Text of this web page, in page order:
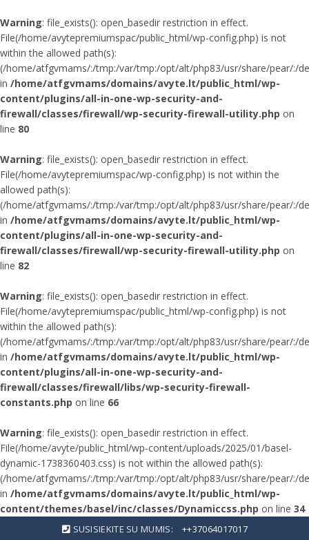
Warning: file_exists(): open_basedir restriction in effect.
File(/home/avytepremiumspac/public_html/wp-config.php) is not
within the allowed path(s):
(/home/atfgvmams/:/tmp:/var/tmp:/opt/alt/php83/usr/share/pear/:/
in /home/atfgvmams/domains/avyte.lt/public_html/wp-
content/plugins/all-in-one-wp-security-and-
firewall/classes/firewall/wp-security-firewall-utility.php on
line 80
Warning: file_exists(): open_basedir restriction in effect.
File(/home/avytepremiumspac/wp-config.php) is not within the
allowed path(s):
(/home/atfgvmams/:/tmp:/var/tmp:/opt/alt/php83/usr/share/pear/:/
in /home/atfgvmams/domains/avyte.lt/public_html/wp-
content/plugins/all-in-one-wp-security-and-
firewall/classes/firewall/wp-security-firewall-utility.php on
line 82
Warning: file_exists(): open_basedir restriction in effect.
File(/home/avytepremiumspac/public_html/wp-config.php) is not
within the allowed path(s):
(/home/atfgvmams/:/tmp:/var/tmp:/opt/alt/php83/usr/share/pear/:/
in /home/atfgvmams/domains/avyte.lt/public_html/wp-
content/plugins/all-in-one-wp-security-and-
firewall/classes/firewall/libs/wp-security-firewall-
constants.php on line 66
Warning: file_exists(): open_basedir restriction in effect.
File(/home/avyte/public_html/wp-content/uploads/2025/01/basel-
dynamic-1738360403.css) is not within the allowed path(s):
(/home/atfgvmams/:/tmp:/var/tmp:/opt/alt/php83/usr/share/pear/:/
in /home/atfgvmams/domains/avyte.lt/public_html/wp-
content/themes/basel/inc/classes/Dynamiccss.php on line 34
SUSISIEKITE SU MUMIS: ++37064017017